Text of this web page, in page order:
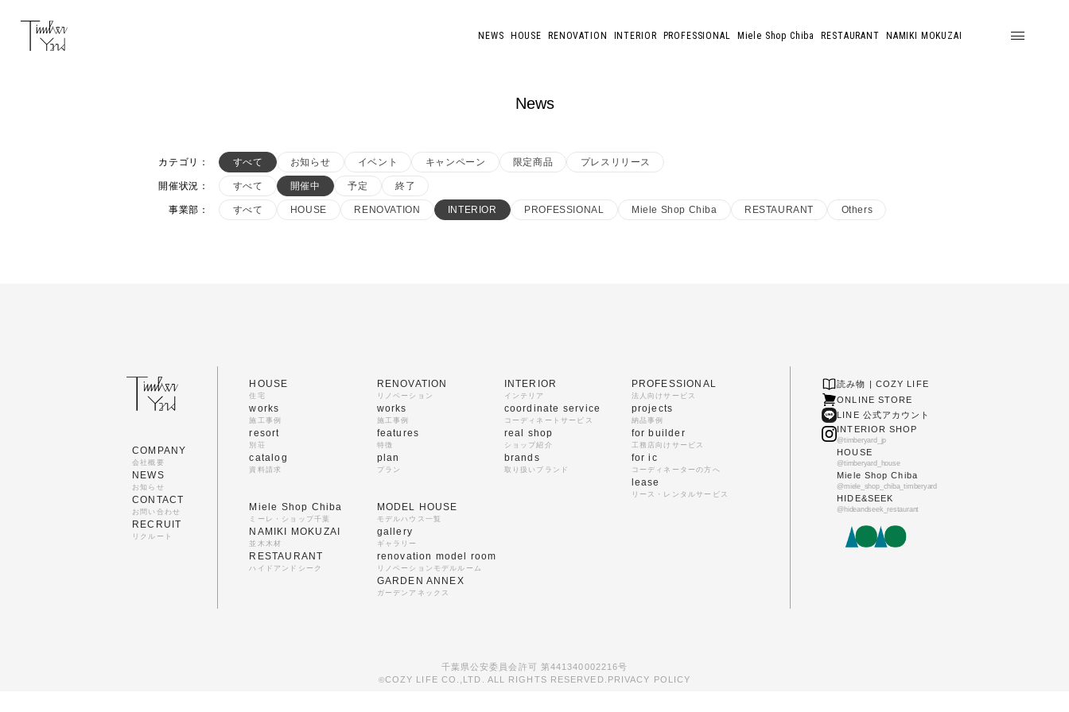
NEWS HOUSE RENOVATION INTERIOR PROFESSIONAL Miele Shop Chiba RESTAURANT NAMIKI MOKUZAI
News
カテゴリ ： すべて お知らせ イベント キャンペーン 限定商品 プレスリリース
開催状況 ： すべて 開催中 予定 終了
事業部 ： すべて HOUSE RENOVATION INTERIOR PROFESSIONAL Miele Shop Chiba RESTAURANT Others
COMPANY
会社概要
NEWS
お知らせ
CONTACT
お問い合わせ
RECRUIT
リクルート
HOUSE
住宅
works
施工事例
resort
別荘
catalog
資料請求
RENOVATION
リノベーション
works
施工事例
features
特徴
plan
プラン
INTERIOR
インテリア
coordinate service
コーディネートサービス
real shop
ショップ紹介
brands
取り扱いブランド
PROFESSIONAL
法人向けサービス
projects
納品事例
for builder
工務店向けサービス
for ic
コーディネーターの方へ
lease
リース・レンタルサービス
Miele Shop Chiba
ミーレ・ショップ千葉
NAMIKI MOKUZAI
並木木材
RESTAURANT
ハイドアンドシーク
MODEL HOUSE
モデルハウス一覧
gallery
ギャラリー
renovation model room
リノベーションモデルルーム
GARDEN ANNEX
ガーデンアネックス
読み物 | COZY LIFE
ONLINE STORE
LINE 公式アカウント
INTERIOR SHOP
@timberyard_jp
HOUSE
@timberyard_house
Miele Shop Chiba
@miele_shop_chiba_timberyard
HIDE&SEEK
@hideandseek_restaurant
千葉県公安委員会許可 第441340002216号
©COZY LIFE CO.,LTD. ALL RIGHTS RESERVED. PRIVACY POLICY